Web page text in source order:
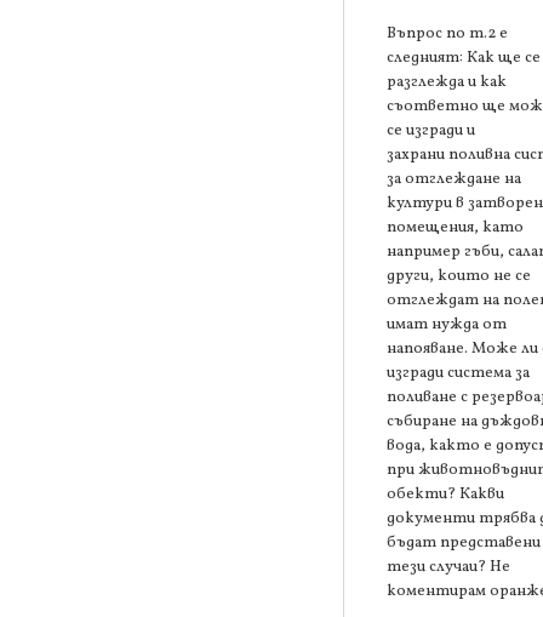
Въпрос по т.2 е
следният: Как ще се
разглежда и как
съответно ще
се изгради и
захрани поливна
за отглеждане на
култури в
помещения, като
например гъби,
други, които не се
отглеждат на
имат нужда от
напояване. Може ли
изгради система за
поливане с
събиране на
вода, както е
при
обекти? Какви
документи трябва
бъдат представени
тези случаи? Не
коментирам